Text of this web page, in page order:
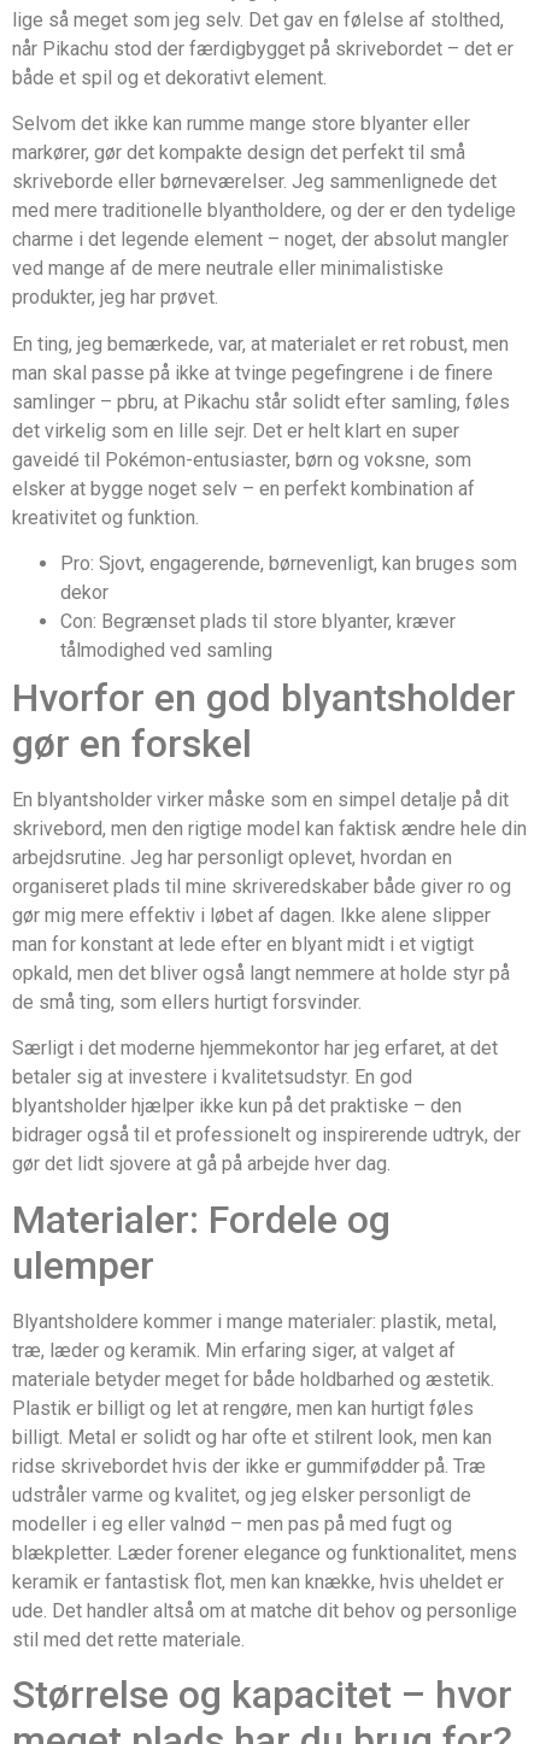
lige så meget som jeg selv. Det gav en følelse af stolthed,
når Pikachu stod der færdigbygget på skrivebordet – det er
både et spil og et dekorativt element.
Selvom det ikke kan rumme mange store blyanter eller
markører, gør det kompakte design det perfekt til små
skriveborde eller børneværelser. Jeg sammenlignede det
med mere traditionelle blyantholdere, og der er den tydelige
charme i det legende element – noget, der absolut mangler
ved mange af de mere neutrale eller minimalistiske
produkter, jeg har prøvet.
En ting, jeg bemærkede, var, at materialet er ret robust, men
man skal passe på ikke at tvinge pegefingrene i de finere
samlinger – pbru, at Pikachu står solidt efter samling, føles
det virkelig som en lille sejr. Det er helt klart en super
gaveidé til Pokémon-entusiaster, børn og voksne, som
elsker at bygge noget selv – en perfekt kombination af
kreativitet og funktion.
Pro: Sjovt, engagerende, børnevenligt, kan bruges som
dekor
Con: Begrænset plads til store blyanter, kræver
tålmodighed ved samling
Hvorfor en god blyantsholder
gør en forskel
En blyantsholder virker måske som en simpel detalje på dit
skrivebord, men den rigtige model kan faktisk ændre hele din
arbejdsrutine. Jeg har personligt oplevet, hvordan en
organiseret plads til mine skriveredskaber både giver ro og
gør mig mere effektiv i løbet af dagen. Ikke alene slipper
man for konstant at lede efter en blyant midt i et vigtigt
opkald, men det bliver også langt nemmere at holde styr på
de små ting, som ellers hurtigt forsvinder.
Særligt i det moderne hjemmekontor har jeg erfaret, at det
betaler sig at investere i kvalitetsudstyr. En god
blyantsholder hjælper ikke kun på det praktiske – den
bidrager også til et professionelt og inspirerende udtryk, der
gør det lidt sjovere at gå på arbejde hver dag.
Materialer: Fordele og
ulemper
Blyantsholdere kommer i mange materialer: plastik, metal,
træ, læder og keramik. Min erfaring siger, at valget af
materiale betyder meget for både holdbarhed og æstetik.
Plastik er billigt og let at rengøre, men kan hurtigt føles
billigt. Metal er solidt og har ofte et stilrent look, men kan
ridse skrivebordet hvis der ikke er gummifødder på. Træ
udstråler varme og kvalitet, og jeg elsker personligt de
modeller i eg eller valnød – men pas på med fugt og
blækpletter. Læder forener elegance og funktionalitet, mens
keramik er fantastisk flot, men kan knække, hvis uheldet er
ude. Det handler altså om at matche dit behov og personlige
stil med det rette materiale.
Størrelse og kapacitet – hvor